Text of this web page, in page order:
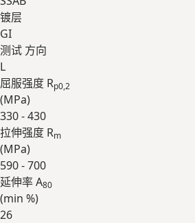
镀层
GI
测试 ⽅向
L
屈服强度 Rp0,2
(MPa)
330 - 430
拉伸强度 Rm
(MPa)
590 - 700
延伸率 A80
(min %)
26